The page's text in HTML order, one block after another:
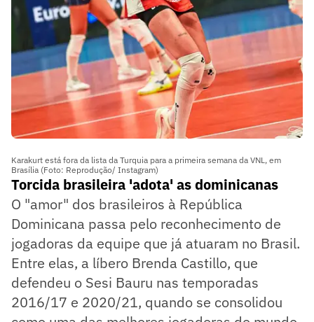
Karakurt está fora da lista da Turquia para a primeira semana da VNL, em
Brasília (Foto: Reprodução/ Instagram)
Torcida brasileira 'adota' as dominicanas
O "amor" dos brasileiros à República
Dominicana passa pelo reconhecimento de
jogadoras da equipe que já atuaram no Brasil.
Entre elas, a líbero Brenda Castillo, que
defendeu o Sesi Bauru nas temporadas
2016/17 e 2020/21, quando se consolidou